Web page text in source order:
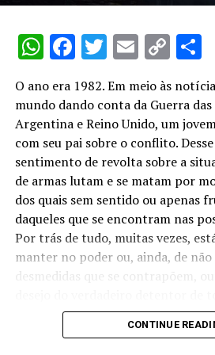
Marinha e Aeronáutica; e, ainda, o
Departamento de Polícia Federal.
O mesmo prazo de seis meses
algumas empresas, como por
diretores e superintendentes de
públicas, sociedades de economia
públicas e as mantidas pelo poder
direção nas empresas que podem
nacional; controladores de
monopolísticas, que devem
ou a transferência do controle
Eleitoral; presidente de
pessoas jurídicas ou empresa que
execução de obras, de prestação
WhatsApp
Facebook
Twitter
Email
Copy
O ano era 1982. Em meio às
mundo dando conta da Guerra
Argentina e Reino Unido, um
com seu pai sobre o conflito.
sentimento de revolta sobre a
de armas lutam e se matam por
dos quais sem sentido ou apenas
daqueles que se encontram nas
Por trás de tudo, muitas vezes,
manter no poder ou, ainda, de não
desmedidas que se contrapõem,
Desde que o mundo é mundo que
CONTINUE